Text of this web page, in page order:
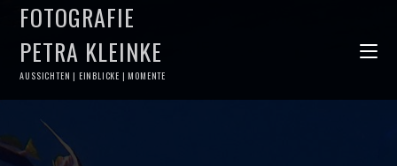
FOTOGRAFIE
PETRA KLEINKE
AUSSICHTEN | EINBLICKE | MOMENTE